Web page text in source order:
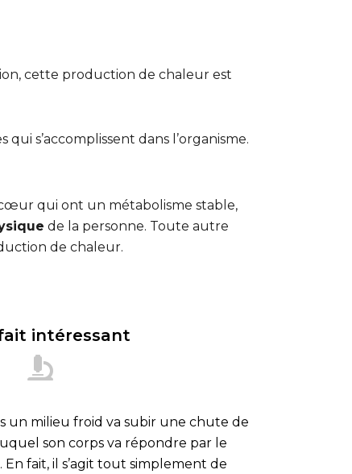
cette production de chaleur est
s’accomplissent dans l’organisme.
qui ont un métabolisme stable,
de la personne. Toute autre
de chaleur.
intéressant
un milieu froid va subir une chute de
son corps va répondre par le
fait, il s’agit tout simplement de